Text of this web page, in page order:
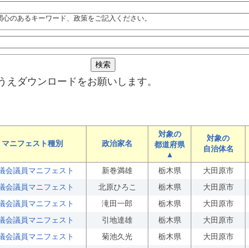
のあるキーワード、政策をご記入ください。
えダウンロードをお願いします。
マニフェスト種別 政治家名
対象の
都道府県
▲
対象の
自治体名
会議員マニフェスト 新巻満雄 栃木県 大田原市
会議員マニフェスト 北原ひろこ 栃木県 大田原市
会議員マニフェスト 滝田一郎 栃木県 大田原市
会議員マニフェスト 引地達雄 栃木県 大田原市
会議員マニフェスト 菊池久光 栃木県 大田原市